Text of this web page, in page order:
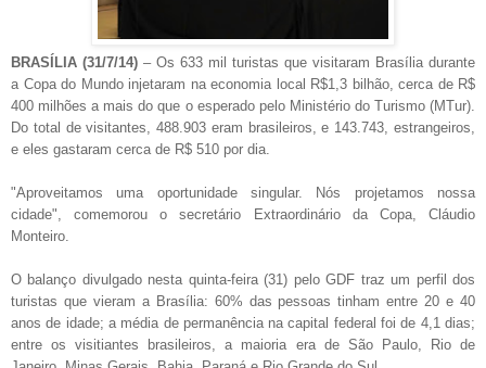
BRASÍLIA (31/7/14) – Os 633 mil turistas que visitaram Brasília durante
a Copa do Mundo injetaram na economia local R$1,3 bilhão, cerca de R$
400 milhões a mais do que o esperado pelo Ministério do Turismo (MTur).
Do total de visitantes, 488.903 eram brasileiros, e 143.743, estrangeiros,
e eles gastaram cerca de R$ 510 por dia.
"Aproveitamos uma oportunidade singular. Nós projetamos nossa
cidade", comemorou o secretário Extraordinário da Copa, Cláudio
Monteiro.
O balanço divulgado nesta quinta-feira (31) pelo GDF traz um perfil dos
turistas que vieram a Brasília: 60% das pessoas tinham entre 20 e 40
anos de idade; a média de permanência na capital federal foi de 4,1 dias;
entre os visitiantes brasileiros, a maioria era de São Paulo, Rio de